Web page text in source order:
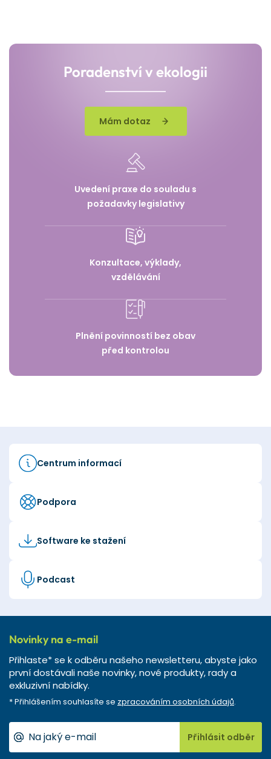
Poradenství v ekologii
Mám dotaz
Uvedení praxe do souladu s
požadavky legislativy
Konzultace, výklady,
vzdělávání
Plnění povinností bez obav
před kontrolou
Centrum informací
Podpora
Software ke stažení
Podcast
Novinky na e-mail
Přihlaste* se k odběru našeho newsletteru, abyste jako
první dostávali naše novinky, nové produkty, rady a
exkluzivní nabídky.
* Přihlášením souhlasíte se zpracováním osobních údajů.
Přihlásit odběr